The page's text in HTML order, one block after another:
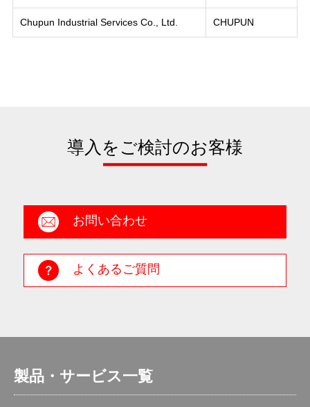
Chupun Industrial Services Co., Ltd. CHUPUN
導入をご検討のお客様
お問い合わせ
よくあるご質問
製品・サービス一覧